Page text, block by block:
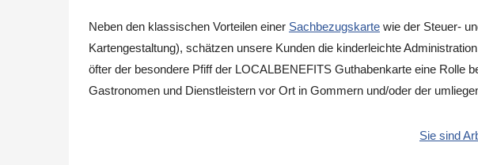
Neben den klassischen Vorteilen einer Sachbezugskarte wie der Steuer-
Kartengestaltung), schätzen unsere Kunden die kinderleichte
öfter der besondere Pfiff der LOCALBENEFITS Guthabenkarte eine Rolle
Gastronomen und Dienstleistern vor Ort in Gommern und/oder der
Sie sind